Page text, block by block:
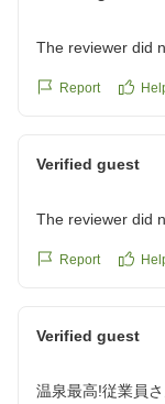
貴重なご指摘
和みの宿 華
The reviewer did
Report
Verified guest
The reviewer did
Report
Verified guest
温泉最高!従業員